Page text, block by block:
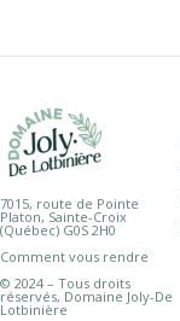
7015, route de Pointe
Platon, Sainte-Croix
(Québec) G0S 2H0
Comment vous rendre
© 2024 – Tous droits
réservés, Domaine Joly-De
Lotbinière